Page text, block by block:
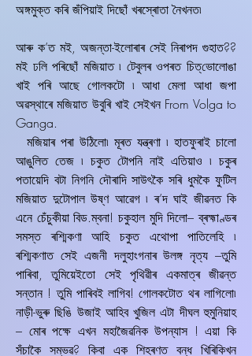
অঙ্গমুক্ত কৰি জঁপিয়াই দিছোঁ খৰস্ৰোতা নৈখনত৷
আৰু ক’ত মই, অজন্তা-ইলোৰাৰ সেই নিৰাপদ গুহাত??
মই ঢলি পৰিছোঁ মজিয়াত ৷ টেবুলৰ ওপৰত চিত্‌ভোলোঙা
খাই পৰি আছে গোলকটো ৷ আধা মেলা আধা জপা
অৱস্থাৰে মজিয়াত উবুৰি খাই সেইখন From Volga to
Ganga.
মজিয়াৰ পৰা উঠিলো৷ মূৰত যন্ত্ৰণা ৷ হাতফুৰাই চালো
আঙুলিত তেজ ৷ চকুত টোপনি নাই এতিয়াও ৷ চকুৰ
পতায়েদি বটা নিগনি দৌৰাদি সাউৎকৈ সৰি ধুমকৈ ফুটিল
মজিয়াত দুটোপাল উষ্ণ আৱেগ ৷ ৰ’দ ঘাই জীৱনত কি
এনে চেঁচুকীয়া বিড.ম্বনা! চকুহাল মুদি দিলো– ব্ৰহ্মাণ্ডৰ
সমস্ত ৰশ্মিকণা আহি চকুত এথোপা পাতিলেহি ৷
ৰশ্মিকণাত সেই এজনী দলুহাংগনাৰ উলঙ্গ নৃত্য –তুমি
পাৰিবা, তুমিয়েইতো সেই পৃথিৱীৰ একমাত্ৰ জীৱন্ত
সন্তান ! তুমি পাৰিবই লাগিব! গোলকটোত থৰ লাগিলো৷
নাড়ী-ভুৰু ছিঙি উজাই আহিব খুজিল এটা দীঘল হুমুনিয়াহ
– মোৰ পক্ষে এখন মহাজৈৱনিক উপন্যাস ! এয়া কি
সঁচাকৈ সম্ভৱ? কিবা এক শিহৰণত বন্ধ খিৰিকিখন